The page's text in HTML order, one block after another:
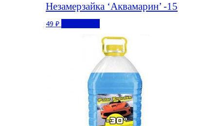
Незамерзайка ‘Аквамарин’ -15
49 ₽